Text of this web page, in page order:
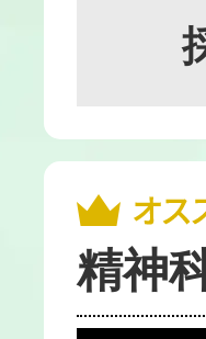
精神